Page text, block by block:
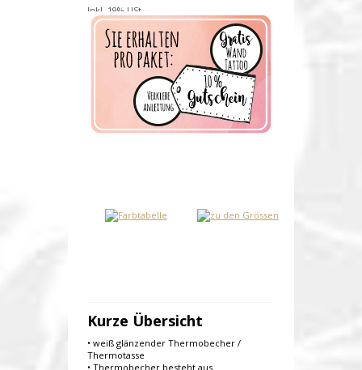
Inkl. 19% USt.
Versandkosten
Produktnummer:tb082b-E
Verfügbarkeit:Auf Lager
Lieferzeit: 1-2 Werktage
Kurze Übersicht
• weiß glänzender Thermobecher /
Thermotasse
• Thermobecher besteht aus